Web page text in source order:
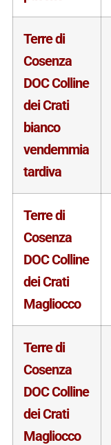
Terre di
Cosenza
DOC Colline
dei Crati
bianco
vendemmia
tardiva
Terre di
Cosenza
DOC Colline
dei Crati
Magliocco
Terre di
Cosenza
DOC Colline
dei Crati
Magliocco